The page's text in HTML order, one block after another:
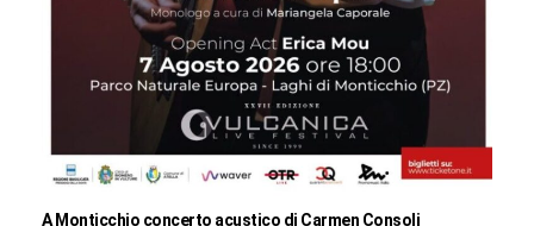
A Monticchio concerto acustico di Carmen Consoli